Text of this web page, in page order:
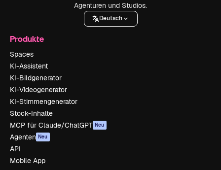
Agenturen und Studios.
Deutsch
Produkte
Spaces
KI-Assistent
KI-Bildgenerator
KI-Videogenerator
KI-Stimmengenerator
Stock-Inhalte
MCP für Claude/ChatGPT Neu
Agenten Neu
API
Mobile App